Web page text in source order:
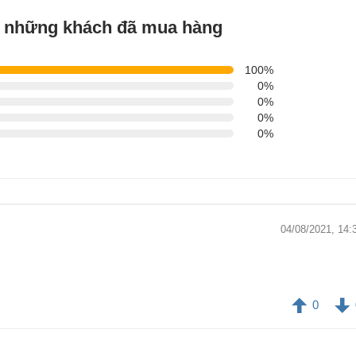
khách đã mua hàng
100%
0%
0%
0%
0%
04/08/2021,
0